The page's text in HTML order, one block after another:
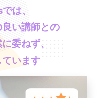
では、
い講師との
委ねず、
います